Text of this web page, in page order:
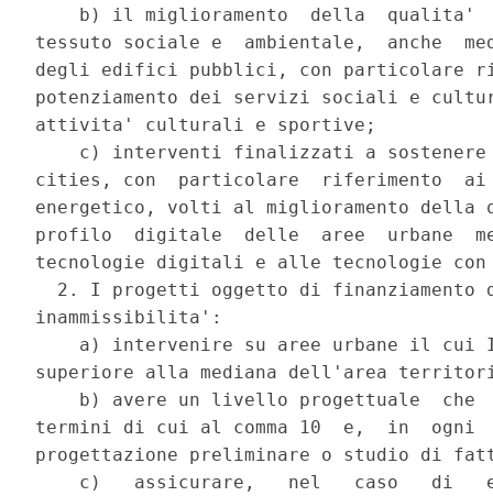
b) il miglioramento  della  qualita'
tessuto sociale e  ambientale,  anche
degli edifici pubblici, con particolare
potenziamento dei servizi sociali e
attivita' culturali e sportive;
c) interventi finalizzati a
cities, con  particolare  riferimento  ai
energetico, volti al miglioramento
profilo  digitale  delle  aree  urbane
tecnologie digitali e alle tecnologie con
2. I progetti oggetto di finanziamento
inammissibilita':
a) intervenire su aree urbane il cui
superiore alla mediana dell'area
b) avere un livello progettuale  che
termini di cui al comma 10  e,  in
progettazione preliminare o studio di
c)   assicurare,   nel   caso   di